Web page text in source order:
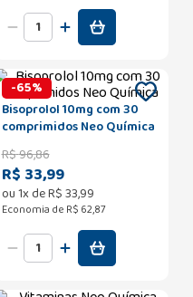
-65%
Bisoprolol 10mg com 30
comprimidos Neo Química
R$96,86
R$ 33,99
ou1x deR$33,99
Economia de R$ 62,87